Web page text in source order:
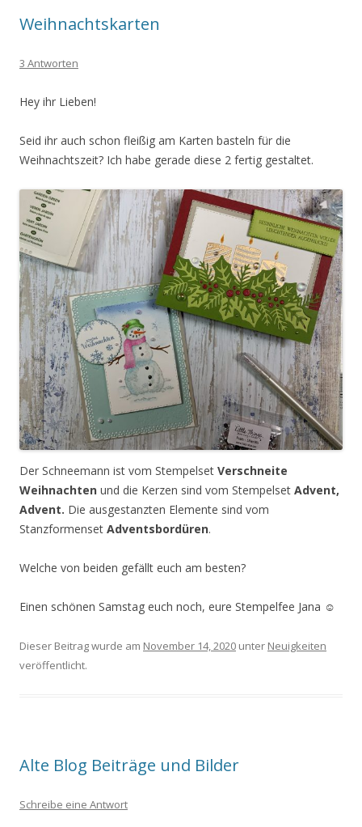
Weihnachtskarten
3 Antworten
Hey ihr Lieben!
Seid ihr auch schon fleißig am Karten basteln für die
Weihnachtszeit? Ich habe gerade diese 2 fertig gestaltet.
Der Schneemann ist vom Stempelset Verschneite
Weihnachten und die Kerzen sind vom Stempelset Advent,
Advent. Die ausgestanzten Elemente sind vom
Stanzformenset Adventsbordüren.
Welche von beiden gefällt euch am besten?
Einen schönen Samstag euch noch, eure Stempelfee Jana ☺️
Dieser Beitrag wurde am November 14, 2020 unter Neuigkeiten
veröffentlicht.
Alte Blog Beiträge und Bilder
Schreibe eine Antwort